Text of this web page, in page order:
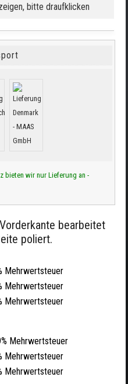
bitte draufklicken
bieten wir nur Lieferung an -
bearbeitet
poliert.
Mehrwertsteuer
Mehrwertsteuer
Mehrwertsteuer
Mehrwertsteuer
Mehrwertsteuer
Mehrwertsteuer